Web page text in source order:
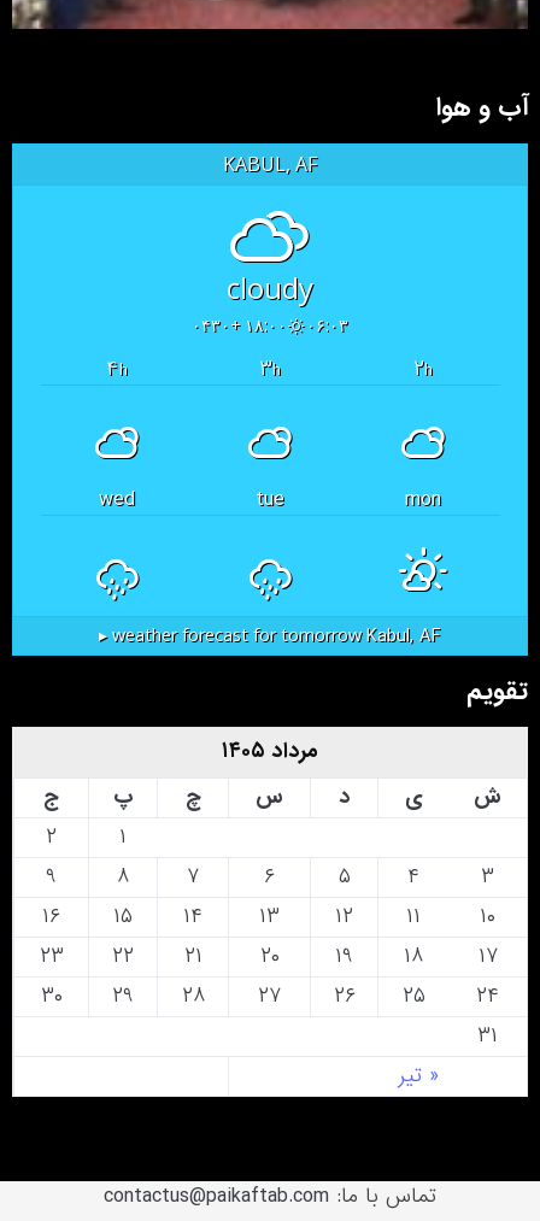
آب و هوا
KABUL, AF
cloudy
۰۶:۰۳ ۱۸:۰۰ +۰۴۳۰
۲h ۳h ۴h
mon
tue
wed
Kabul, AF
weather forecast for tomorrow ▸
تقویم
مرداد ۱۴۰۵
ش
ی د س چ پ ج
« تیر
۲
۳
۴ ۵ ۶ ۷ ۸
۹
۱۰
۱۱ ۱۲ ۱۳ ۱۴ ۱۵
۱۶
۱۷
۱۸ ۱۹ ۲۰ ۲۱ ۲۲
۲۳
۲۴
۲۵ ۲۶ ۲۷ ۲۸ ۲۹
۳۰
۳۱
تماس با ما: contactus@paikaftab.com